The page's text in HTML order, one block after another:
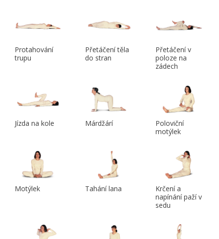
Protahování
trupu
Přetáčení těla
do stran
Přetáčení v
poloze na
zádech
Jízda na kole Márdžárí
Poloviční
motýlek
Motýlek Tahání lana
Krčení a
napínání paží v
sedu